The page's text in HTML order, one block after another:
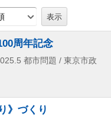
周年記念
都市問題 / 東京市政
》づくり